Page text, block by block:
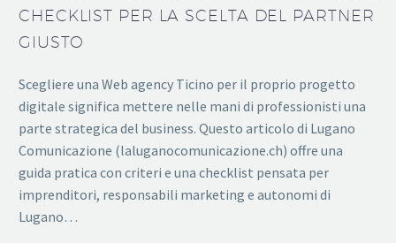
CHECKLIST PER LA SCELTA DEL PARTNER
GIUSTO
Scegliere una Web agency Ticino per il proprio progetto
digitale significa mettere nelle mani di professionisti una
parte strategica del business. Questo articolo di Lugano
Comunicazione (laluganocomunicazione.ch) offre una
guida pratica con criteri e una checklist pensata per
imprenditori, responsabili marketing e autonomi di
Lugano…